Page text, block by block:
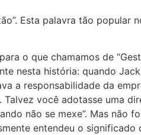
Esta palavra tão popular
o que chamamos de
nesta história: quando
a responsabilidade da
você adotasse uma
não se mexe”. Mas não
entendeu o significado